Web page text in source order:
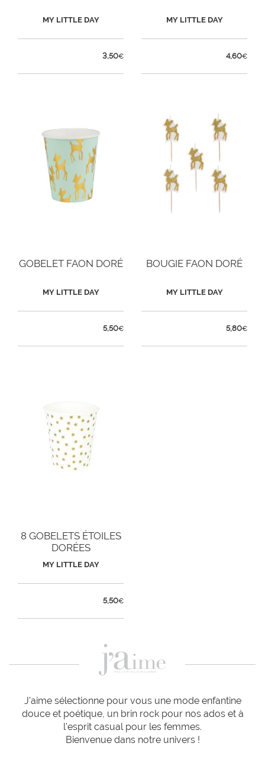
MY LITTLE DAY
3,50€
MY LITTLE DAY
4,60€
GOBELET FAON DORÉ
MY LITTLE DAY
5,50€
BOUGIE FAON DORÉ
MY LITTLE DAY
5,80€
8 GOBELETS ÉTOILES
DORÉES
MY LITTLE DAY
5,50€
J'aime sélectionne pour vous une mode enfantine
douce et poétique, un brin rock pour nos ados et à
l'esprit casual pour les femmes.
Bienvenue dans notre univers !